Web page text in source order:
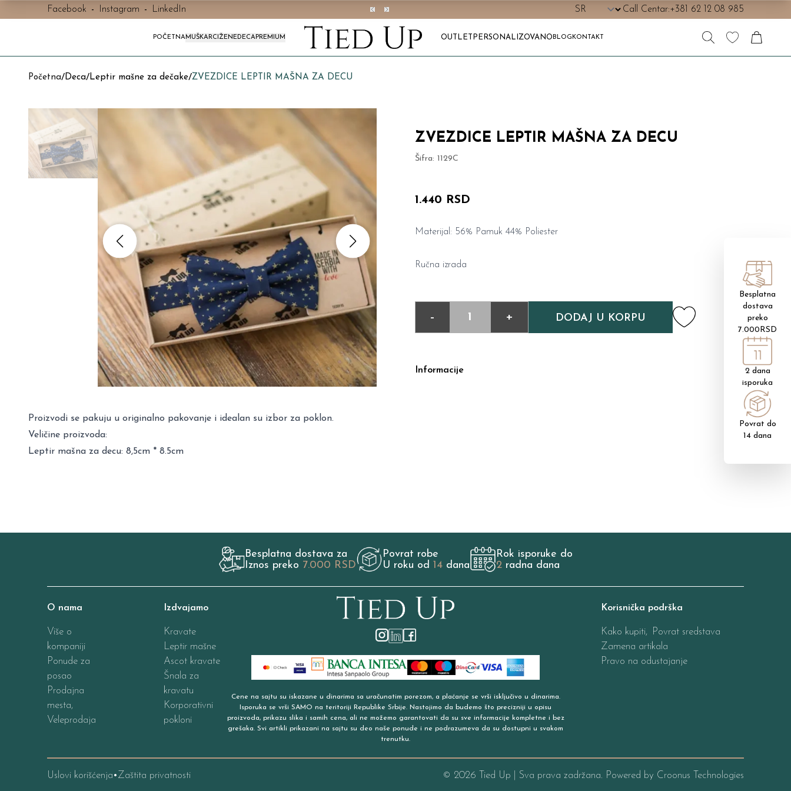
Facebook - Instagram - LinkedIn Call Centar:+381 62 12 08 985
POČETNAMUŠKARCI ŽENEDECAPREMIUM OUTLET PERSONALIZOVANO BLOG KONTAKT
Početna/Deca/Leptir mašne za dečake/ZVEZDICE LEPTIR MAŠNA ZA DECU
ZVEZDICE LEPTIR MAŠNA ZA DECU
Šifra: 1129C
1.440 RSD
Materijal: 56% Pamuk 44% Poliester
Ručna izrada
- + DODAJ U KORPU
Informacije
Proizvodi se pakuju u originalno pakovanje i idealan su izbor za poklon.
Veličine proizvoda:
Leptir mašna za decu: 8,5cm * 8.5cm
Besplatna
dostava
preko
7.000RSD
2 dana
isporuka
Povrat do
14 dana
Besplatna dostava za
Iznos preko 7.000 RSD
Povrat robe
U roku od 14 dana
Rok isporuke do
2 radna dana
O nama
Više o
kompaniji
Ponude za
posao
Prodajna
mesta,
Veleprodaja
Izdvajamo
Kravate
Leptir mašne
Ascot kravate
Šnala za
kravatu
Korporativni
pokloni
Cene na sajtu su iskazane u dinarima sa uračunatim porezom, a plaćanje se vrši isključivo u dinarima.
Isporuka se vrši SAMO na teritoriji Republike Srbije. Nastojimo da budemo što precizniji u opisu
proizvoda, prikazu slika i samih cena, ali ne možemo garantovati da su sve informacije kompletne i bez
grešaka. Svi artikli prikazani na sajtu su deo naše ponude i ne podrazumeva da su dostupni u svakom
trenutku.
Korisnička podrška
Kako kupiti, Povrat sredstava
Zamena artikala
Pravo na odustajanje
Uslovi korišćenja•Zaštita privatnosti © 2026 Tied Up | Sva prava zadržana. Powered by Croonus Technologies